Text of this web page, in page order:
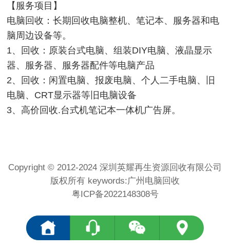
【服务项目】
电脑回收：长期回收电脑整机、笔记本、服务器和电
脑周边设备等。
1、回收：原装台式电脑、组装DIY电脑、液晶显示
器、服务器、服务器配件等电脑产品
2、回收：闲置电脑、报废电脑、个人二手电脑、旧
电脑、CRT显示器等旧电脑设备
3、高价回收.台式机笔记本一体机广告屏。
Copyright © 2012-2024 深圳英耀再生资源回收有限公司
版权所有 keywords:广州电脑回收
粤ICP备2022148308号
<